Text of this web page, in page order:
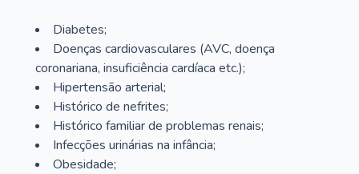
Diabetes;
Doenças cardiovasculares (AVC, doença
coronariana, insuficiência cardíaca etc.);
Hipertensão arterial;
Histórico de nefrites;
Histórico familiar de problemas renais;
Infecções urinárias na infância;
Obesidade;